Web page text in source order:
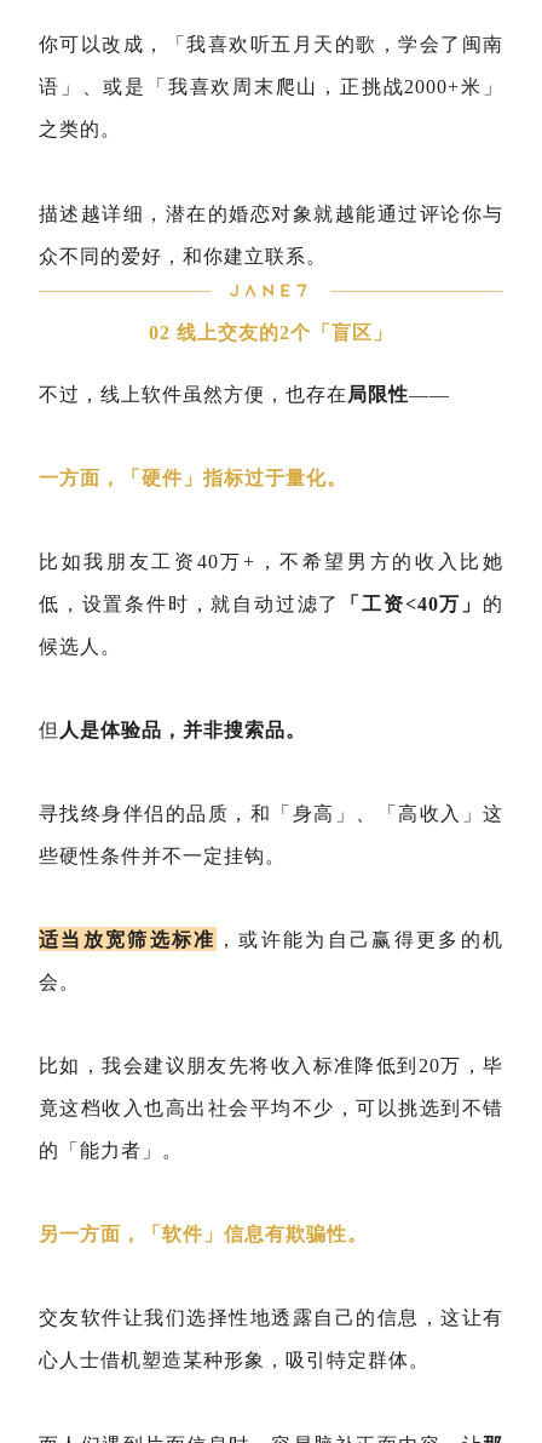
你可以改成，「我喜欢听五月天的歌，学会了闽南
语」、或是「我喜欢周末爬山，正挑战2000+米」
之类的。
描述越详细，潜在的婚恋对象就越能通过评论你与
众不同的爱好，和你建立联系。
02 线上交友的2个「盲区」
不过，线上软件虽然方便，也存在 局限性——
一方面，「硬件」指标过于量化。
比如我朋友工资40万+，不希望男方的收入比她
低，设置条件时，就自动过滤了 「工资<40万」 的
候选人。
但 人是体验品，并非搜索品。
寻找终身伴侣的品质，和「身高」、「高收入」这
些硬性条件并不一定挂钩。
适当放宽筛选标准 ，或许能为自己赢得更多的机
会。
比如，我会建议朋友先将收入标准降低到20万，毕
竟这档收入也高出社会平均不少，可以挑选到不错
的「能力者」。
另一方面，「软件」信息有欺骗性。
交友软件让我们选择性地透露自己的信息，这让有
心人士借机塑造某种形象，吸引特定群体。